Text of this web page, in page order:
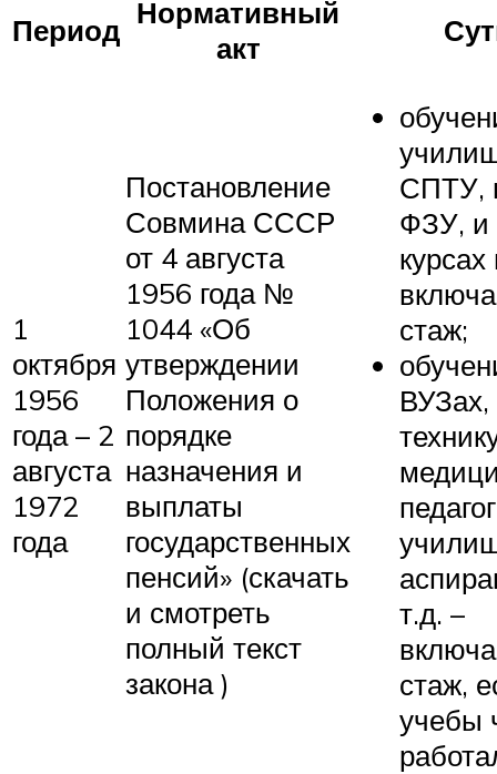
Период Нормативный
акт
1
октября
1956
года – 2
августа
1972
года
Постановление
Совмина СССР
от 4 августа
1956 года №
1044 «Об
утверждении
Положения о
порядке
назначения и
выплаты
государственных
пенсий» (скачать
и смотреть
полный текст
закона )
СПТУ,
ФЗУ, и
курсах
стаж;
ВУЗах,
т.д. –
стаж,
учебы